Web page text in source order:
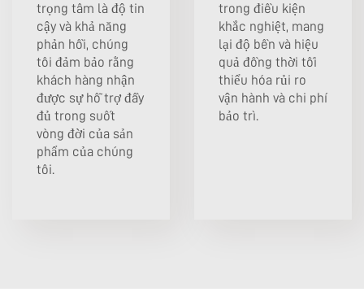
trọng tâm là độ tin
cậy và khả năng
phản hồi, chúng
tôi đảm bảo rằng
khách hàng nhận
được sự hỗ trợ đầy
đủ trong suốt
vòng đời của sản
phẩm của chúng
tôi.
trong điều kiện
khắc nghiệt, mang
lại độ bền và hiệu
quả đồng thời tối
thiểu hóa rủi ro
vận hành và chi phí
bảo trì.